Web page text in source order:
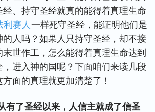
经、持守圣经就真的能得着真理生命
利赛人 一样死守圣经，能证明他们是
的人吗？如果人只持守圣经，却不接
末世作工，怎么能得着真理生命达到
，进入神的国呢？下面咱们来读几段
面的真理就更加清楚了！
有了圣经以来，人信主就成了信圣